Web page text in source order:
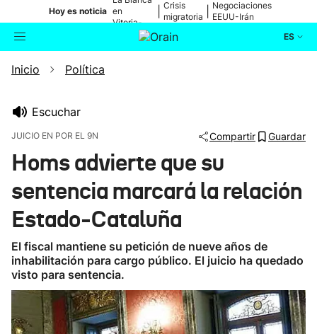
Hoy es noticia en
Vitoria-
Gasteiz
Crisis
migratoria
Negociaciones
EEUU-Irán
ES
Buscador
Ikusmiran
Eguraldia
Inicio Política
Escuchar
JUICIO EN POR EL 9N Compartir Guardar
Homs advierte que su
sentencia marcará la relación
Estado-Cataluña
El fiscal mantiene su petición de nueve años de
inhabilitación para cargo público. El juicio ha quedado
visto para sentencia.